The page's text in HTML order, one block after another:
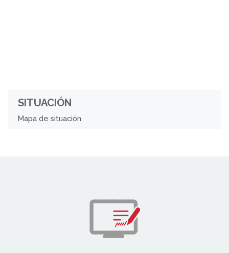
SITUACIÓN
Mapa de situación